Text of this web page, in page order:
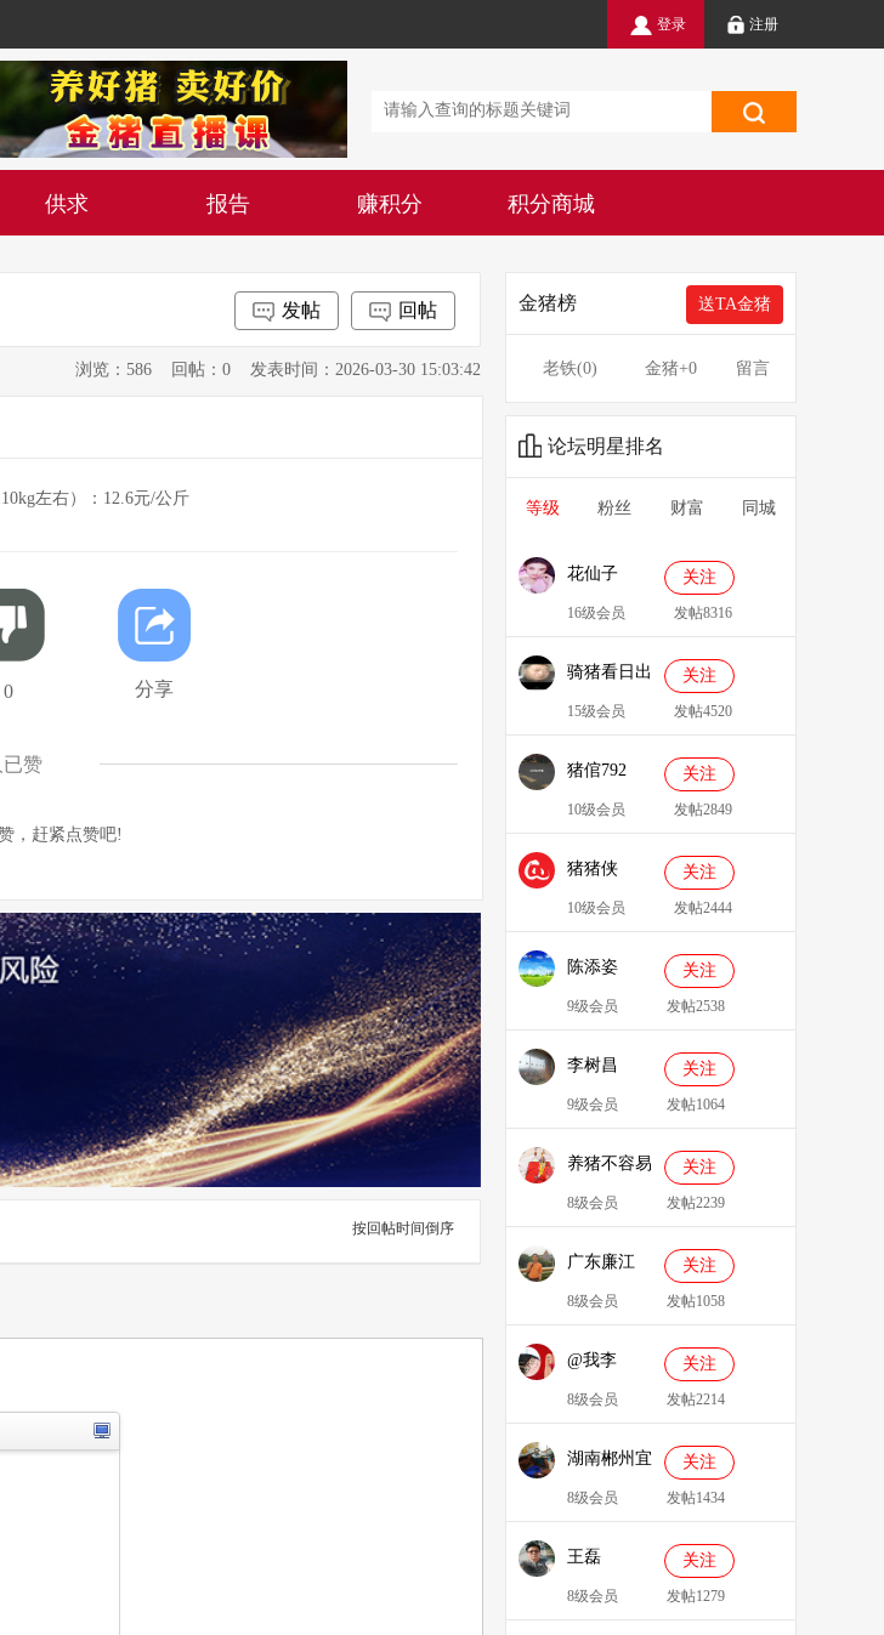
登录 注册
供求 报告 赚积分 积分商城
回帖
发帖
浏览：586 回帖：0 发表时间：2026-03-30 15:03:42
左右）：12.6元/公斤
0 分享
已赞
，赶紧点赞吧!
按回帖时间倒序
金猪榜 送TA金猪
老铁(0) 金猪+0 留言
论坛明星排名
等级 粉丝 财富 同城
花仙子 关注
16级会员 发帖8316
骑猪看日出 关注
15级会员 发帖4520
猪倌792 关注
10级会员 发帖2849
猪猪侠
086349
关注
10级会员 发帖2444
陈添姿 关注
9级会员 发帖2538
李树昌 关注
9级会员 发帖1064
养猪不容易 关注
8级会员 发帖2239
广东廉江
088
关注
8级会员 发帖1058
@我李 关注
8级会员 发帖2214
湖南郴州宜
章县李明广
关注
8级会员 发帖1434
王磊 关注
8级会员 发帖1279